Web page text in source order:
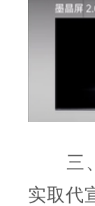
三、
实取代